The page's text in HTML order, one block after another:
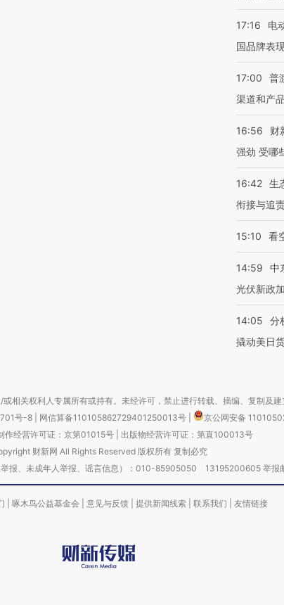
17:16
电
国品牌表
17:00
普
渠道和产
16:56
财
强劲 受哪
16:42 生
衔接与追
15:10 看
14:59
中
光伏新政
14:05
分
撬动美日
相关权利人专属所有或持有。未经许可，禁止进行转载、摘编、复制及建
号-8 网信算备110105862729401250013号
京公网安备
作经营许可证：京第01015号| 出版物经营许可证：第直100013号
财新网 All Rights Reserved 版权所有 复制必究
举报、未成年人举报、谣言信息）：010-85905050 13195200605 举报
啄木鸟公益基金会 意见与反馈 提供新闻线索 联系我们 友情链接